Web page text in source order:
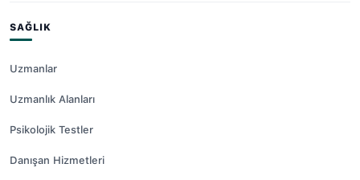
SAĞLIK
Uzmanlar
Uzmanlık Alanları
Psikolojik Testler
Danışan Hizmetleri